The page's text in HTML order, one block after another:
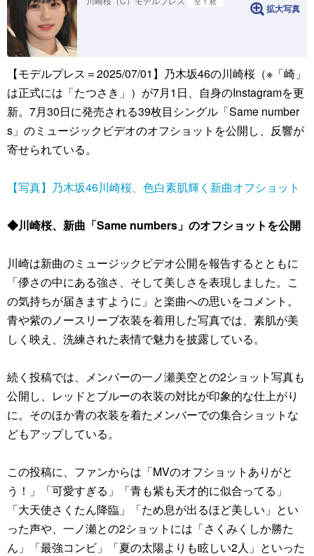
拡大写真
【モデルプレス＝2025/07/01】乃木坂46の川崎桜（※「崎」
は正式には「たつさき」）が7月1日、自身のInstagramを更
新。7月30日に発売される39枚目シングル「Same number
s」のミュージックビデオのオフショットを公開し、反響が
寄せられている。
【写真】乃木坂46川崎桜、色白素肌輝く新曲オフショット
◆川崎桜、新曲「Same numbers」のオフショットを公開
川崎は新曲のミュージックビデオ公開を報告するとともに
「儚さの中にある強さ、そして美しさを表現しました。こ
の気持ちが届きますように」と楽曲への思いをコメント。
青や紫のノースリーブ衣装を着用した写真では、素肌が美
しく映え、洗練された表情で魅力を披露している。
続く投稿では、メンバーの一ノ瀬美空との2ショット写真も
公開し、レッドとブルーの衣装の対比が印象的な仕上がり
に。そのほか青の衣装を着たメンバーでの集合ショットな
どもアップしている。
この投稿に、ファンからは「MVのオフショットありがと
う！」「可愛すぎる」「青も紫も天才的に似合ってる」
「大天使さくたん降臨」「ため息が出るほど美しい」とい
った声や、一ノ瀬との2ショットには「さくみくしか勝た
ん」「最強コンビ」「夏の太陽よりも眩しい2人」といった